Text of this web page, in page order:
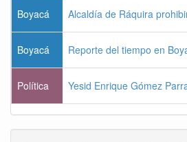
Boyacá Alcaldía de Ráquira
Boyacá Reporte del tiempo en
Política Yesid Enrique Gómez